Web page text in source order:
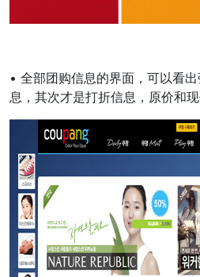
• 全部团购信息的界面，可以看
息，其次才是打折信息，原价和现